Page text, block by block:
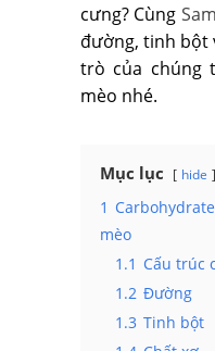
cưng? Cùng
đường, tinh bột
trò của chúng
mèo nhé.
Mục lục hide
1
mèo
1.1 Cấu trúc
1.2 Đường
1.3 Tinh bột